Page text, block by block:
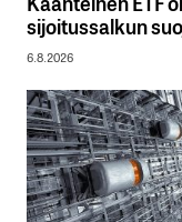
sijoitussalkun
6.8.2026